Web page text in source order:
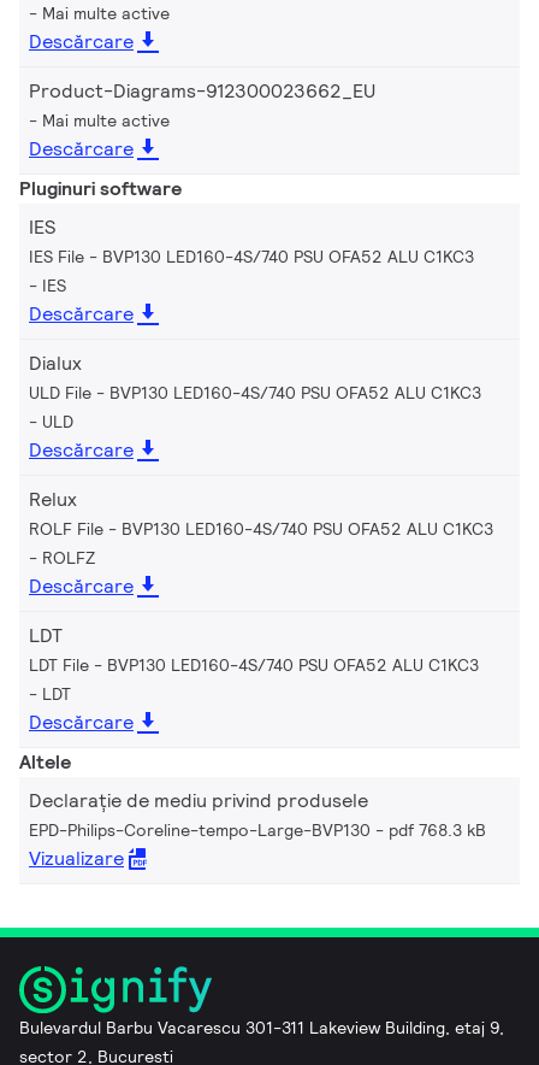
Mai multe active
Descărcare
Product-Diagrams-912300023662_EU
Mai multe active
Descărcare
Pluginuri software
IES
IES File - BVP130 LED160-4S/740 PSU OFA52 ALU C1KC3
IES
Descărcare
Dialux
ULD File - BVP130 LED160-4S/740 PSU OFA52 ALU C1KC3
ULD
Descărcare
Relux
ROLF File - BVP130 LED160-4S/740 PSU OFA52 ALU C1KC3
ROLFZ
Descărcare
LDT
LDT File - BVP130 LED160-4S/740 PSU OFA52 ALU C1KC3
LDT
Descărcare
Altele
Declarație de mediu privind produsele
EPD-Philips-Coreline-tempo-Large-BVP130 pdf 768.3 kB
Vizualizare
Bulevardul Barbu Vacarescu 301-311 Lakeview Building, etaj 9,
sector 2, Bucuresti